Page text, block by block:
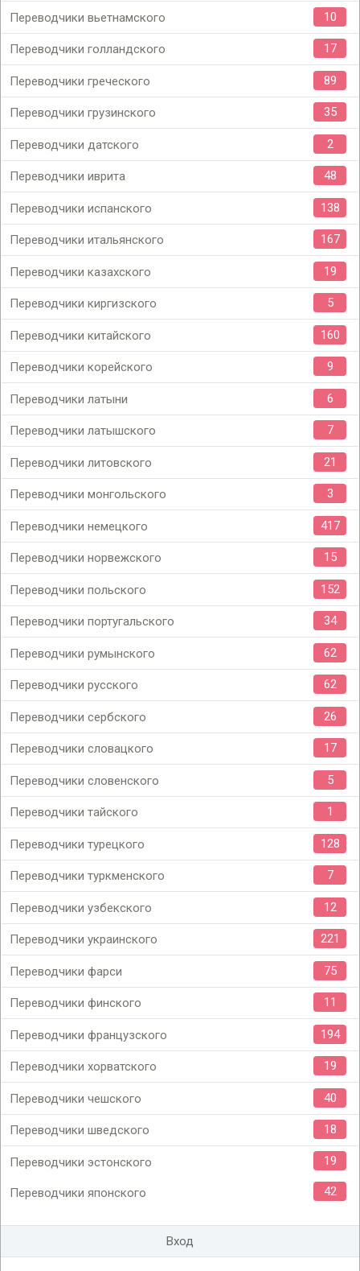
Переводчики вьетнамского 10
Переводчики голландского 17
Переводчики греческого 89
Переводчики грузинского 35
Переводчики датского 2
Переводчики иврита 48
Переводчики испанского 138
Переводчики итальянского 167
Переводчики казахского 19
Переводчики киргизского 5
Переводчики китайского 160
Переводчики корейского 9
Переводчики латыни 6
Переводчики латышского 7
Переводчики литовского 21
Переводчики монгольского 3
Переводчики немецкого 417
Переводчики норвежского 15
Переводчики польского 152
Переводчики португальского 34
Переводчики румынского 62
Переводчики русского 62
Переводчики сербского 26
Переводчики словацкого 17
Переводчики словенского 5
Переводчики тайского 1
Переводчики турецкого 128
Переводчики туркменского 7
Переводчики узбекского 12
Переводчики украинского 221
Переводчики фарси 75
Переводчики финского 11
Переводчики французского 194
Переводчики хорватского 19
Переводчики чешского 40
Переводчики шведского 18
Переводчики эстонского 19
Переводчики японского 42
Вход